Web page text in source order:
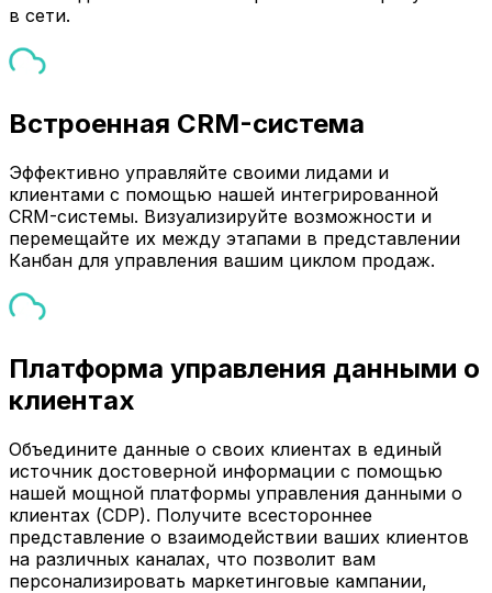
в сети.
Встроенная CRM-система
Эффективно управляйте своими лидами и
клиентами с помощью нашей интегрированной
CRM-системы. Визуализируйте возможности и
перемещайте их между этапами в представлении
Канбан для управления вашим циклом продаж.
Платформа управления данными о
клиентах
Объедините данные о своих клиентах в единый
источник достоверной информации с помощью
нашей мощной платформы управления данными о
клиентах (CDP). Получите всестороннее
представление о взаимодействии ваших клиентов
на различных каналах, что позволит вам
персонализировать маркетинговые кампании,